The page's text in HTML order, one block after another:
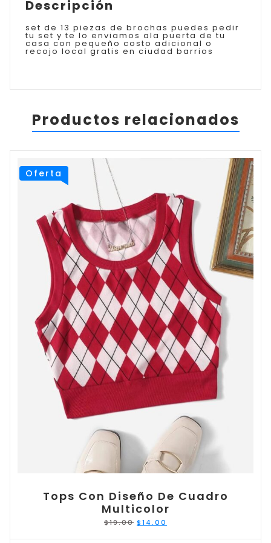
Descripción
set de 13 piezas de brochas puedes pedir
tu set y te lo enviamos ala puerta de tu
casa con pequeño costo adicional o
recojo local gratis en ciudad barrios
Productos relacionados
Oferta
Tops Con Diseño De Cuadro
Multicolor
$19.00 El
precio
$14.00
precio